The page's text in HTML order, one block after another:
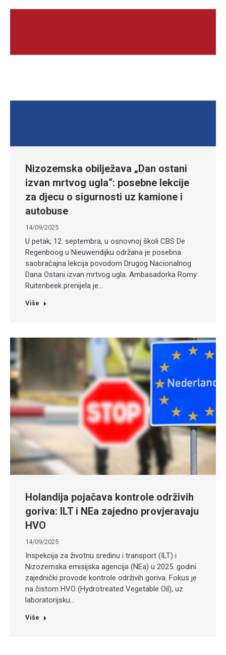
Nizozemska obilježava „Dan ostani
izvan mrtvog ugla“: posebne lekcije
za djecu o sigurnosti uz kamione i
autobuse
14/09/2025
U petak, 12. septembra, u osnovnoj školi CBS De
Regenboog u Nieuwendijku održana je posebna
saobraćajna lekcija povodom Drugog Nacionalnog
Dana Ostani izvan mrtvog ugla. Ambasadorka Romy
Ruitenbeek prenijela je…
Više
Holandija pojačava kontrole održivih
goriva: ILT i NEa zajedno provjeravaju
HVO
14/09/2025
Inspekcija za životnu sredinu i transport (ILT) i
Nizozemska emisijska agencija (NEa) u 2025. godini
zajednički provode kontrole održivih goriva. Fokus je
na čistom HVO (Hydrotreated Vegetable Oil), uz
laboratorijsku…
Više